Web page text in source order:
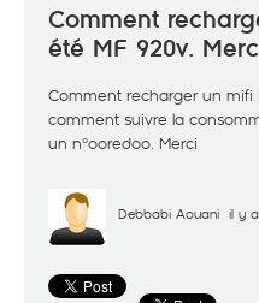
Comment
été MF 920v.
Comment recharger un mifi
comment suivre la
un n°ooredoo. Merci
Debbabi Aouani il y